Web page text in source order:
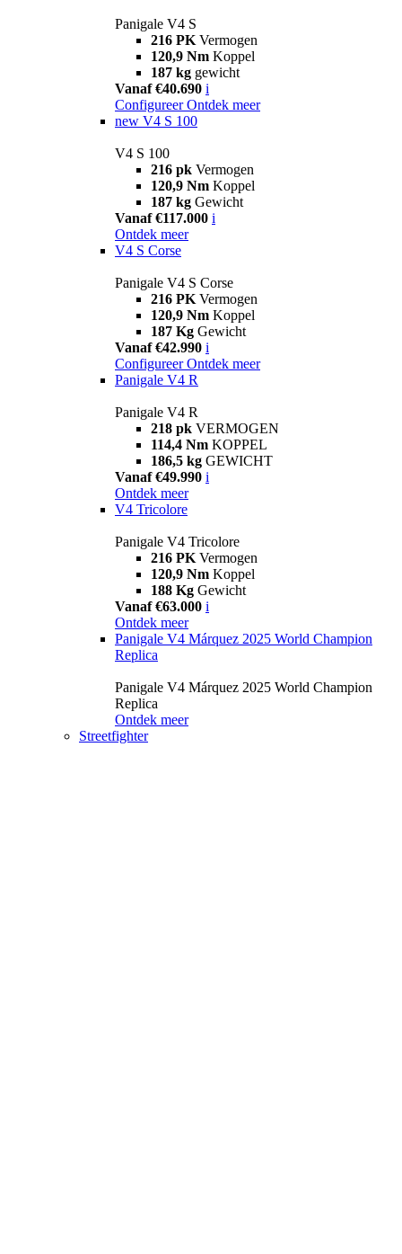
Panigale V4 S
216 PK Vermogen
120,9 Nm Koppel
187 kg gewicht
Vanaf €40.690 i
Configureer Ontdek meer
new V4 S 100
V4 S 100
216 pk Vermogen
120,9 Nm Koppel
187 kg Gewicht
Vanaf €117.000 i
Ontdek meer
V4 S Corse
Panigale V4 S Corse
216 PK Vermogen
120,9 Nm Koppel
187 Kg Gewicht
Vanaf €42.990 i
Configureer Ontdek meer
Panigale V4 R
Panigale V4 R
218 pk VERMOGEN
114,4 Nm KOPPEL
186,5 kg GEWICHT
Vanaf €49.990 i
Ontdek meer
V4 Tricolore
Panigale V4 Tricolore
216 PK Vermogen
120,9 Nm Koppel
188 Kg Gewicht
Vanaf €63.000 i
Ontdek meer
Panigale V4 Márquez 2025 World Champion
Replica
Panigale V4 Márquez 2025 World Champion
Replica
Ontdek meer
Streetfighter